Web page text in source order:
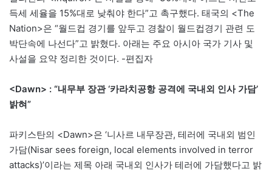
득세 세율을 15%대로 낮춰야 한다”고 촉구했다. 태국의 <The
Nation>은 “월드컵 경기를 앞두고 경찰이 월드컵경기 관련 도
박단속에 나선다”고 밝혔다. 아래는 주요 아시아 국가 기사 및
사설을 요약 정리한 것이다. -편집자
<Dawn> : “내무부 장관 ‘카라치공항 공격에 국내외 인사 가담’
밝혀”
파키스탄의 <Dawn>은 ‘니사르 내무장관, 테러에 국내외 범인
가담(Nisar sees foreign, local elements involved in terror
attacks)’이라는 제목 아래 국내외 인사가 테러에 가담했다고 밝